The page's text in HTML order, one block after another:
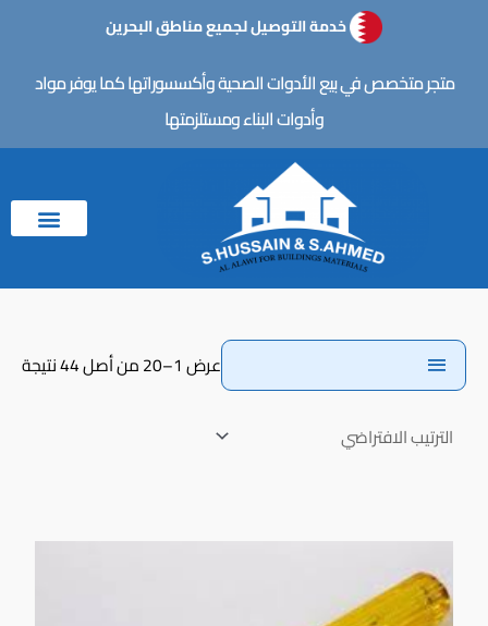
المحتوى
خدمة التوصيل لجميع مناطق البحرين
متجر متخصص في بيع الأدوات الصحية وأكسسوراتها كما يوفر مواد
وأدوات البناء ومستلزمتها
عرض 1–20 من أصل 44 نتيجة